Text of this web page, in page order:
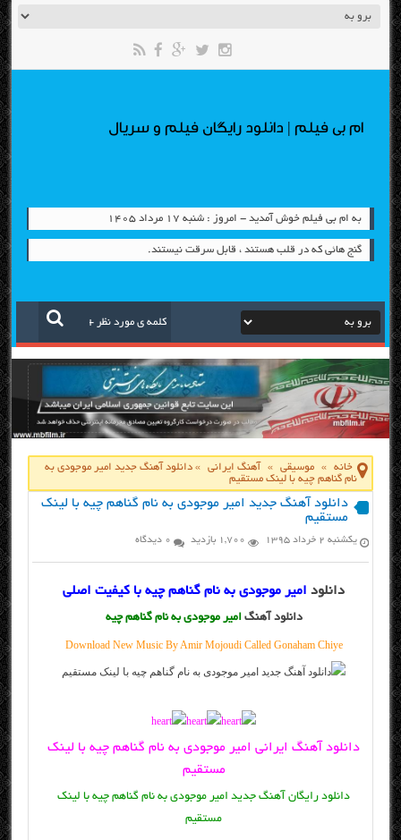
ام بی فیلم | دانلود رایگان فیلم و سریال
به ام بی فیلم خوش آمدید - امروز : شنبه ۱۷ مرداد ۱۴۰۵
گنج هائی که در قلب هستند ، قابل سرقت نیستند.
خانه » موسیقی » آهنگ ایرانی »دانلود آهنگ جدید امیر موجودی به
نام گناهم چیه با لینک مستقیم
دانلود آهنگ جدید امیر موجودی به نام گناهم چیه با لینک
مستقیم
یکشنبه ۲ خرداد ۱۳۹۵ 1,700 بازدید 0 دیدگاه
دانلودامیر موجودی به نام گناهم چیه با کیفیت اصلی
دانلود آهنگ امیر موجودی به نام گناهم چیه
Download New Music By Amir Mojoudi Called Gonaham Chiye
دانلود آهنگ ایرانی امیر موجودی به نام گناهم چیه با لینک
مستقیم
دانلود رایگان آهنگ جدید امیر موجودی به نام گناهم چیه با لینک
مستقیم